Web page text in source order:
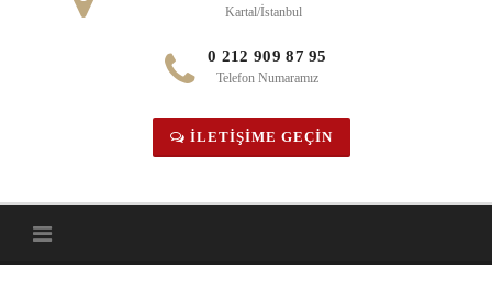
Kartal/İstanbul
0 212 909 87 95
Telefon Numaramız
İLETIŞIME GEÇIN